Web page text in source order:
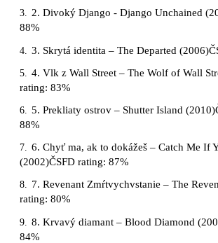
3. 2. Divoký Django - Django Unchained
88%
4. 3. Skrytá identita – The Departed
5.
4. Vlk z Wall Street – The Wolf of Wall
rating: 83%
6. 5. Prekliaty ostrov – Shutter Island
88%
7. 6. Chyť ma, ak to dokážeš – Catch Me If
(2002)ČSFD rating: 87%
8. 7. Revenant Zmŕtvychvstanie – The
rating: 80%
9.
8. Krvavý diamant – Blood Diamond
84%